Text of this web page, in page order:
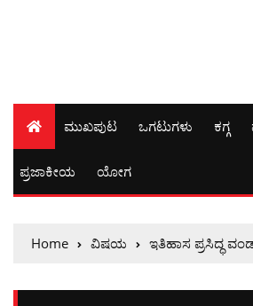
ಮುಖಪುಟ ಒಗಟುಗಳು ಕಗ್ಗ
ಪ್ರಜಾಕೀಯ ಯೋಗ
Home ವಿಷಯ ಇತಿಹಾಸ ಪ್ರಸಿದ್ಧ